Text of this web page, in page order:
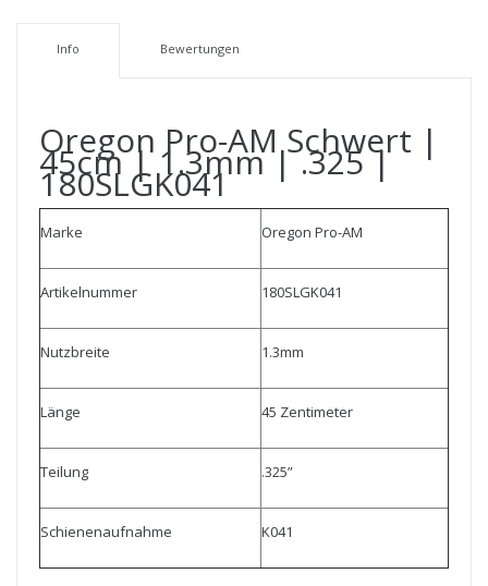
Info Bewertungen
Oregon Pro-AM Schwert |
45cm | 1.3mm | .325 |
180SLGK041
Marke Oregon Pro-AM
Artikelnummer 180SLGK041
Nutzbreite 1.3mm
Länge 45 Zentimeter
Teilung .325”
Schienenaufnahme K041